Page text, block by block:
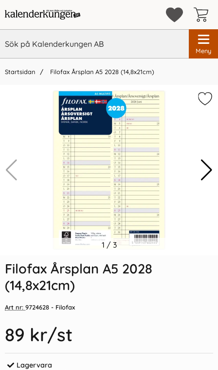
Meny
Startsidan Filofax Årsplan A5 2028 (14,8x21cm)
Glöm inte att köpa till din kalender
Filofax Dagbok A5 2027 v/u (
239 kr/st
Business kalendersats 2027
169 kr/st
1 / 3
Filofax Årsplan A5 2028
(14,8x21cm)
Art nr: 9724628 - Filofax
89 kr/st
Lagervara